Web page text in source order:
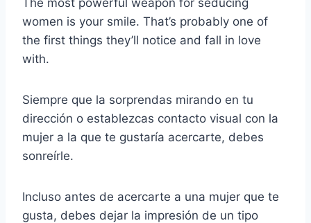
The most powerful weapon for seducing
women is your smile. That’s probably one of
the first things they’ll notice and fall in love
with.
Siempre que la sorprendas mirando en tu
dirección o establezcas contacto visual con la
mujer a la que te gustaría acercarte, debes
sonreírle.
Incluso antes de acercarte a una mujer que te
gusta, debes dejar la impresión de un tipo